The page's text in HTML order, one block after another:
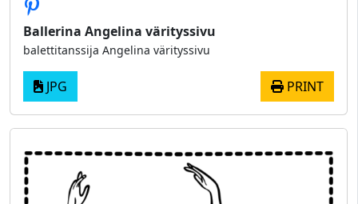
Ballerina Angelina värityssivu
balettitanssija Angelina värityssivu
JPG PRINT